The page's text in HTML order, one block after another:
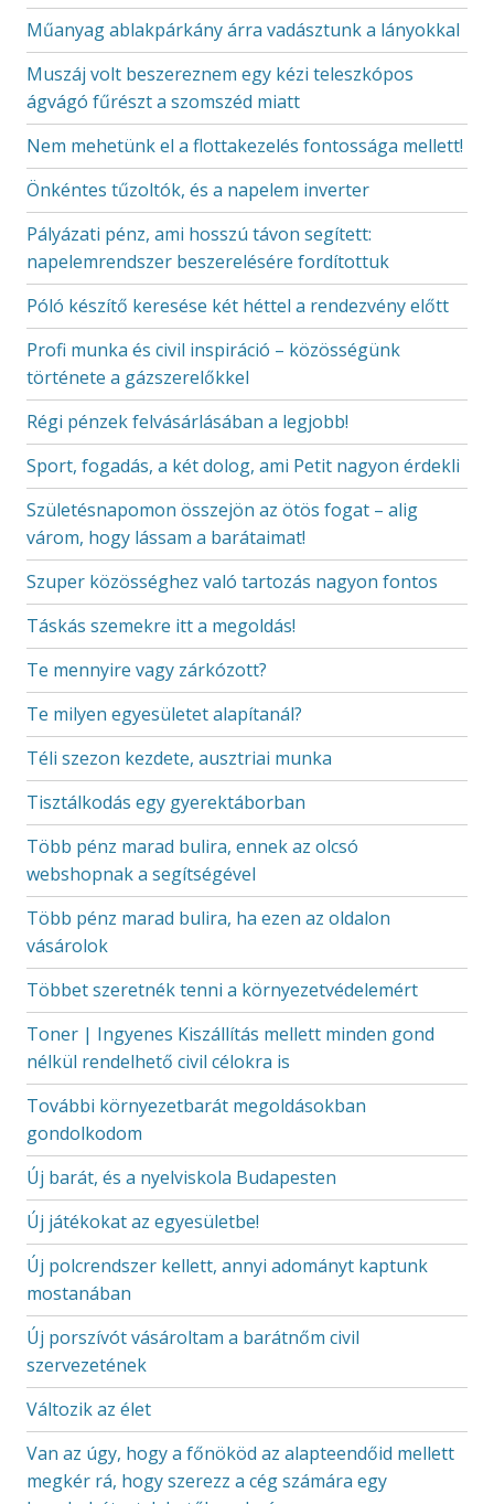
Műanyag ablakpárkány árra vadásztunk a lányokkal
Muszáj volt beszereznem egy kézi teleszkópos
ágvágó fűrészt a szomszéd miatt
Nem mehetünk el a flottakezelés fontossága mellett!
Önkéntes tűzoltók, és a napelem inverter
Pályázati pénz, ami hosszú távon segített:
napelemrendszer beszerelésére fordítottuk
Póló készítő keresése két héttel a rendezvény előtt
Profi munka és civil inspiráció – közösségünk
története a gázszerelőkkel
Régi pénzek felvásárlásában a legjobb!
Sport, fogadás, a két dolog, ami Petit nagyon érdekli
Születésnapomon összejön az ötös fogat – alig
várom, hogy lássam a barátaimat!
Szuper közösséghez való tartozás nagyon fontos
Táskás szemekre itt a megoldás!
Te mennyire vagy zárkózott?
Te milyen egyesületet alapítanál?
Téli szezon kezdete, ausztriai munka
Tisztálkodás egy gyerektáborban
Több pénz marad bulira, ennek az olcsó
webshopnak a segítségével
Több pénz marad bulira, ha ezen az oldalon
vásárolok
Többet szeretnék tenni a környezetvédelemért
Toner | Ingyenes Kiszállítás mellett minden gond
nélkül rendelhető civil célokra is
További környezetbarát megoldásokban
gondolkodom
Új barát, és a nyelviskola Budapesten
Új játékokat az egyesületbe!
Új polcrendszer kellett, annyi adományt kaptunk
mostanában
Új porszívót vásároltam a barátnőm civil
szervezetének
Változik az élet
Van az úgy, hogy a főnököd az alapteendőid mellett
megkér rá, hogy szerezz a cég számára egy